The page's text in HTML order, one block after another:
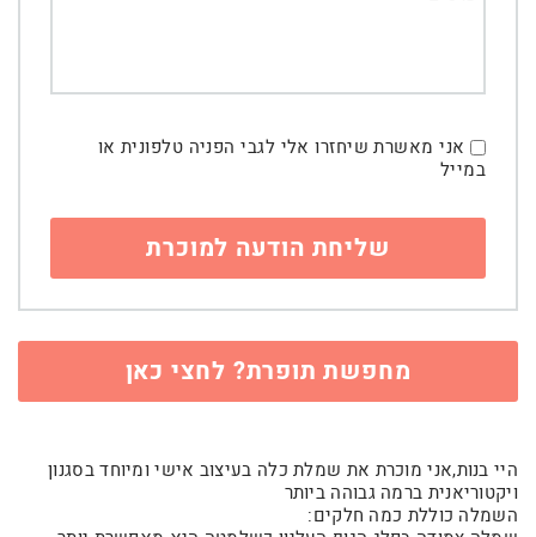
אני מאשרת שיחזרו אלי לגבי הפניה טלפונית או
במייל
מחפשת תופרת? לחצי כאן
היי בנות,אני מוכרת את שמלת כלה בעיצוב אישי ומיוחד בסגנון
ויקטוריאנית ברמה גבוהה ביותר
השמלה כוללת כמה חלקים: